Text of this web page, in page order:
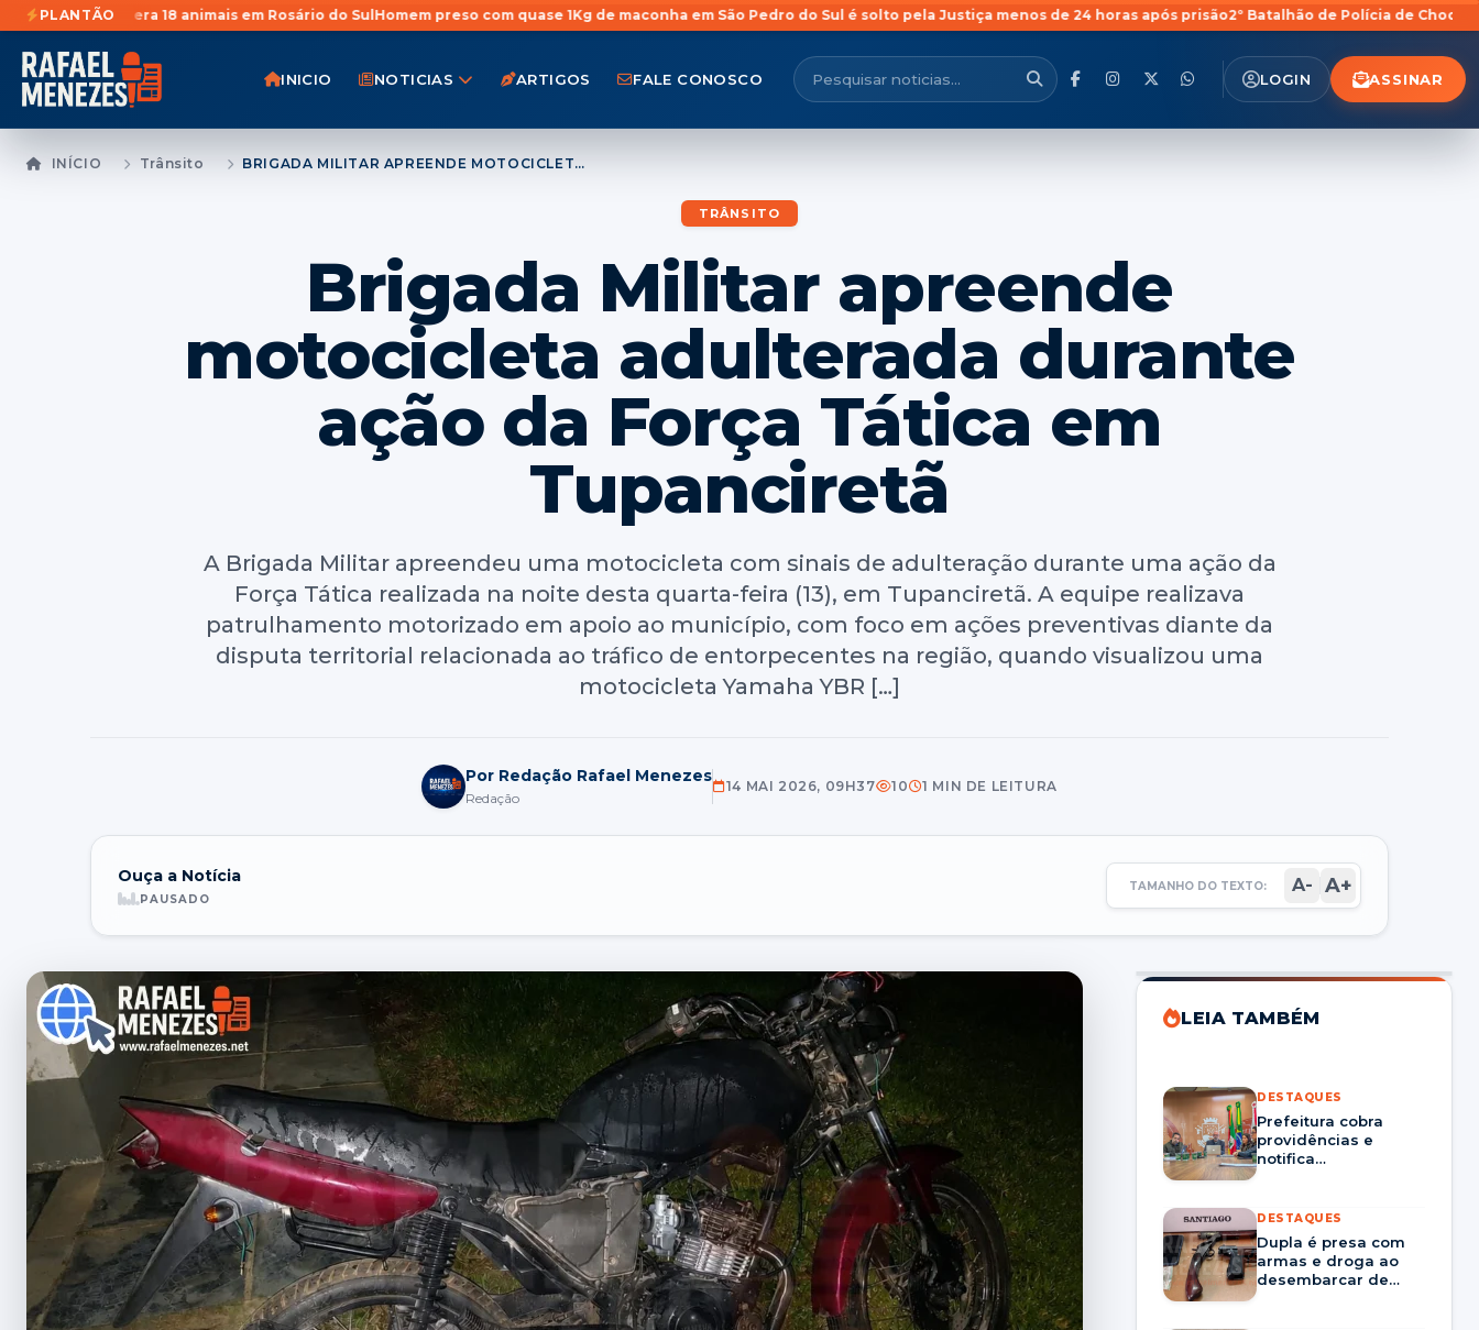
PLANTÃO
18 animais em Rosário do SulHomem preso com quase 1Kg de maconha em São Pedro do Sul é solto pela Justiça menos de 24 horas após prisão2º Batalhão de Polícia de Choque comemora
INICIO NOTICIAS ARTIGOS FALE CONOSCO LOGIN ASSINAR
INÍCIO Trânsito BRIGADA MILITAR APREENDE MOTOCICLETA ADULTERADA DURANTE AÇÃO DA FORÇA TÁTICA EM TUPANCIRETÃ
TRÂNSITO
Brigada Militar apreende
motocicleta adulterada durante
ação da Força Tática em
Tupanciretã
A Brigada Militar apreendeu uma motocicleta com sinais de adulteração durante uma ação da
Força Tática realizada na noite desta quarta-feira (13), em Tupanciretã. A equipe realizava
patrulhamento motorizado em apoio ao município, com foco em ações preventivas diante da
disputa territorial relacionada ao tráfico de entorpecentes na região, quando visualizou uma
motocicleta Yamaha YBR […]
Por Redação Rafael Menezes
Redação
14 MAI 2026, 09H37 10 1 MIN DE LEITURA
Ouça a Notícia
PAUSADO
TAMANHO DO TEXTO: A- A+
LEIA TAMBÉM
DESTAQUES
Prefeitura cobra
providências e
notifica
serviços em Santa
Maria
DESTAQUES
Dupla é presa com
armas e droga ao
desembarcar de